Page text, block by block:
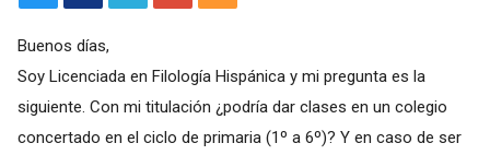
Buenos días,
Soy Licenciada en Filología Hispánica y mi pregunta es la
siguiente. Con mi titulación ¿podría dar clases en un colegio
concertado en el ciclo de primaria (1º a 6º)? Y en caso de ser